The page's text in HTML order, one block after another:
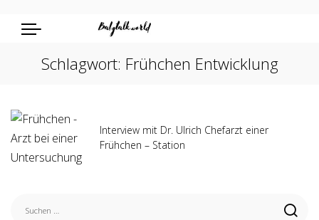
Schlagwort: Frühchen Entwicklung
Interview mit Dr. Ulrich Chefarzt einer
Frühchen – Station